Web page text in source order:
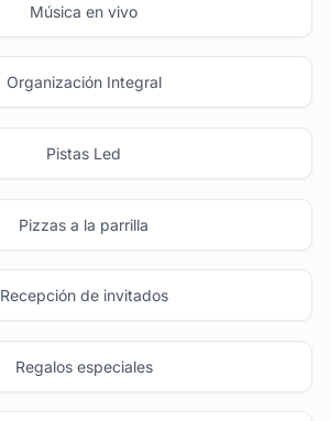
Música en vivo
Organización Integral
Pistas Led
Pizzas a la parrilla
Recepción de invitados
Regalos especiales